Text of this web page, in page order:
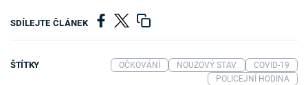
SDÍLEJTE ČLÁNEK
ŠTÍTKY OČKOVÁNÍ NOUZOVÝ STAV
COVID-19
POLICEJNÍ HODINA